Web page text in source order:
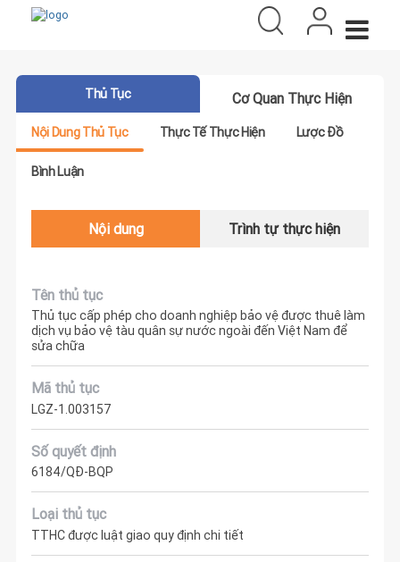
Thủ Tục Cơ Quan Thực Hiện
Nội Dung Thủ Tục Thực Tế Thực Hiện Lược Đồ
Bình Luận
Nội dung Trình tự thực hiện
Tên thủ tục
Thủ tục cấp phép cho doanh nghiệp bảo vệ được thuê làm
dịch vụ bảo vệ tàu quân sự nước ngoài đến Việt Nam để
sửa chữa
Mã thủ tục
LGZ-1.003157
Số quyết định
6184/QĐ-BQP
Loại thủ tục
TTHC được luật giao quy định chi tiết